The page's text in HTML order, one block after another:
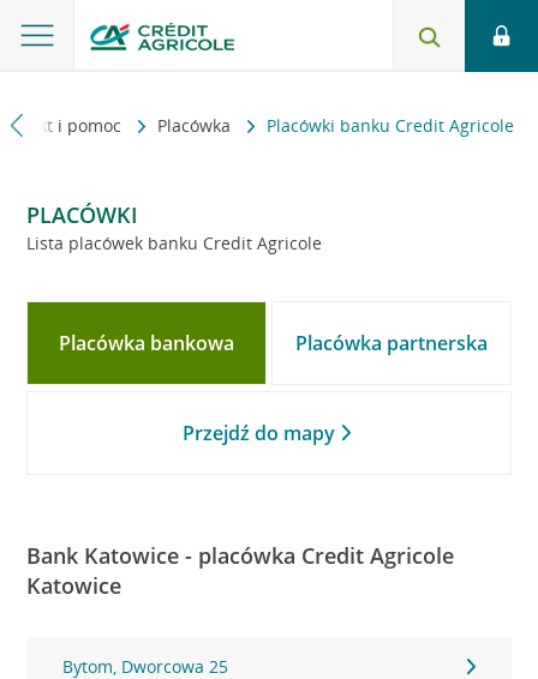
i pomoc Placówka Placówki banku Credit Agricole
PLACÓWKI
Lista placówek banku Credit Agricole
Placówka bankowa Placówka partnerska
Przejdź do mapy
Bank Katowice - placówka Credit Agricole
Katowice
Bytom, Dworcowa 25